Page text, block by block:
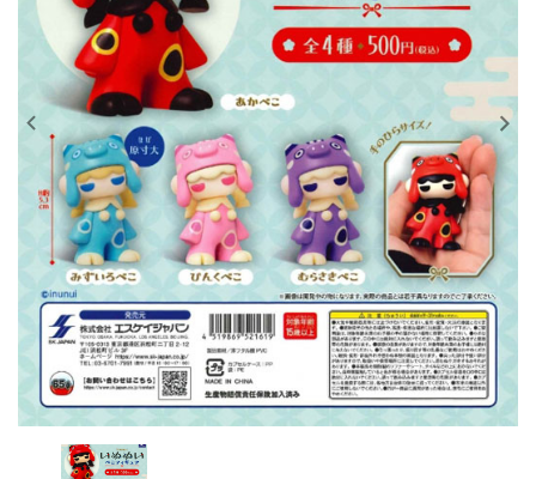
カプセルトイマシン本体
カプセルトイ
販促用空カプセル
レンタル
景品・玩具・文具
販促用カプセルトイ